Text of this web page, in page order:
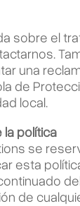
sobre el
una
de
local.
política
se
esta
de